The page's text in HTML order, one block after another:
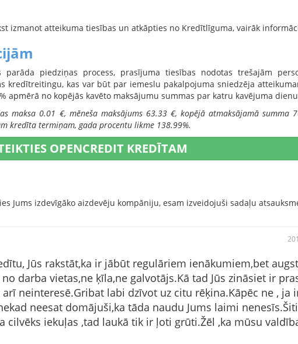
izmanot atteikuma tiesības un atkāpties no Kredītlīguma, vairāk
piedziņas process, prasījuma tiesības nodotas trešajām
kredītreitingu, kas var būt par iemeslu pakalpojuma sniedzēja
apmērā no kopējās kavēto maksājumu summas par katru kavējuma
maksa 0.01 €, mēneša maksājums 63.33 €, kopējā atmaksājamā summa
kredīta termiņam, gada procentu likme 138.99%.
OPENCREDIT KREDĪTAM
Jums izdevīgāko aizdevēju kompāniju, esam izveidojuši sadaļu
Jūs rakstāt,ka ir jābūt regulāriem ienākumiem,bet
darba vietas,ne ķīla,ne galvotājs.Kā tad Jūs zināsiet ir
neinteresē.Gribat labi dzīvot uz citu rēķina.Kāpēc ne , ja
neesat domājuši,ka tāda naudu Jums laimi
cilvēks iekuļas ,tad laukā tik ir ļoti grūti.Žēl ,ka mūsu